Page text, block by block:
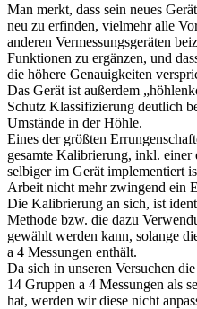
Man merkt, dass sein neues
neu zu erfinden, vielmehr alle
anderen Vermessungsgeräten
Funktionen zu ergänzen, und
die höhere Genauigkeiten
Das Gerät ist außerdem
Schutz Klassifizierung deutlich
Umstände in der Höhle.
Eines der größten
gesamte Kalibrierung, inkl.
selbiger im Gerät implementiert
Arbeit nicht mehr zwingend ein
Die Kalibrierung an sich, ist
Methode bzw. die dazu
gewählt werden kann, solange
a 4 Messungen enthält.
Da sich in unseren Versuchen
14 Gruppen a 4 Messungen als
hat, werden wir diese nicht